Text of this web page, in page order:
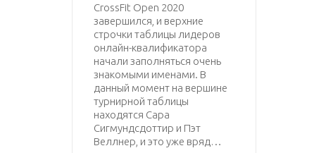
CrossFit Open 2020
завершился, и верхние
строчки таблицы лидеров
онлайн-квалификатора
начали заполняться очень
знакомыми именами. В
данный момент на вершине
турнирной таблицы
находятся Сара
Сигмундсдоттир и Пэт
Веллнер, и это уже вряд…